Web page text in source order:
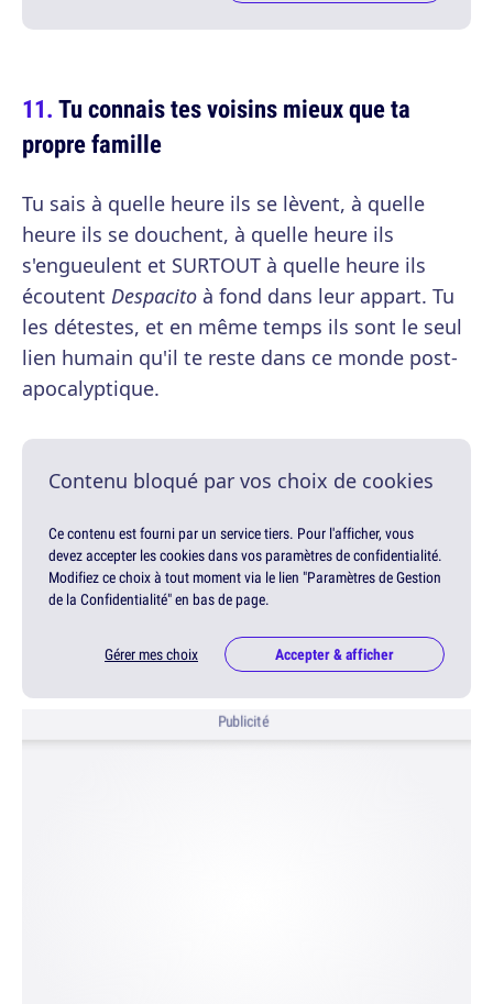
Tu connais tes voisins mieux que ta
propre famille
Tu sais à quelle heure ils se lèvent, à quelle
heure ils se douchent, à quelle heure ils
s'engueulent et SURTOUT à quelle heure ils
écoutent Despacito à fond dans leur appart. Tu
les détestes, et en même temps ils sont le seul
lien humain qu'il te reste dans ce monde post-
apocalyptique.
Contenu bloqué par vos choix de cookies
Ce contenu est fourni par un service tiers. Pour l'afficher, vous
devez accepter les cookies dans vos paramètres de confidentialité.
Modifiez ce choix à tout moment via le lien "Paramètres de Gestion
de la Confidentialité" en bas de page.
Gérer mes choix Accepter & afficher
Publicité